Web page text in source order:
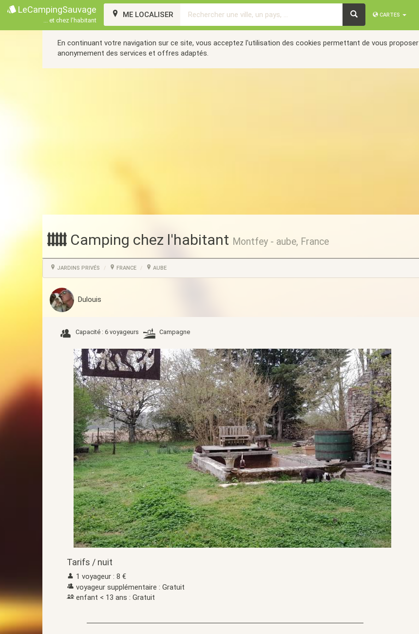
LeCampingSauvage
... et chez l'habitant
CARTES
ME LOCALISER
En continuant votre navigation sur ce site, vous acceptez l'utilisation des cookies permettant de vous proposer
anonymement des services et offres adaptés.
Camping chez l'habitant Montfey - aube, France
JARDINS PRIVÉS FRANCE AUBE
Dulouis
Capacité : 6 voyageurs Campagne
Tarifs / nuit
1 voyageur : 8 €
voyageur supplémentaire : Gratuit
enfant < 13 ans : Gratuit